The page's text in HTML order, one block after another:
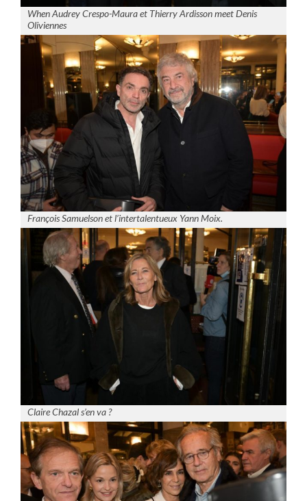
When Audrey Crespo-Maura et Thierry Ardisson meet Denis
Oliviennes
François Samuelson et l’intertalentueux Yann Moix.
Claire Chazal s’en va ?